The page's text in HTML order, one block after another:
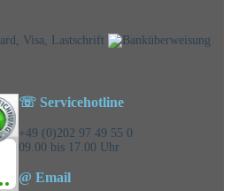
☏ Servicehotline
+49 (0)202 97 49 55 0
09.00 bis 17.00 Uhr
@ Email